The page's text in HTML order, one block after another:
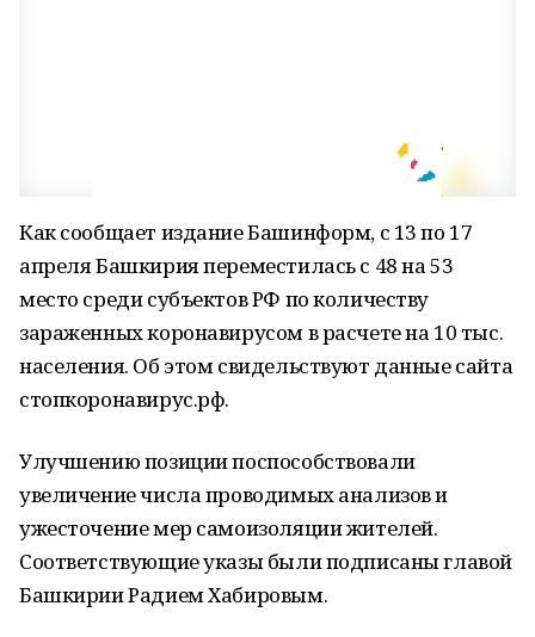
Как сообщает издание Башинформ, с 13 по 17
апреля Башкирия переместилась с 48 на 53
место среди субъектов РФ по количеству
зараженных коронавирусом в расчете на 10 тыс.
населения. Об этом свидельствуют данные сайта
стопкоронавирус.рф.
Улучшению позиции поспособствовали
увеличение числа проводимых анализов и
ужесточение мер самоизоляции жителей.
Соответствующие указы были подписаны главой
Башкирии Радием Хабировым.